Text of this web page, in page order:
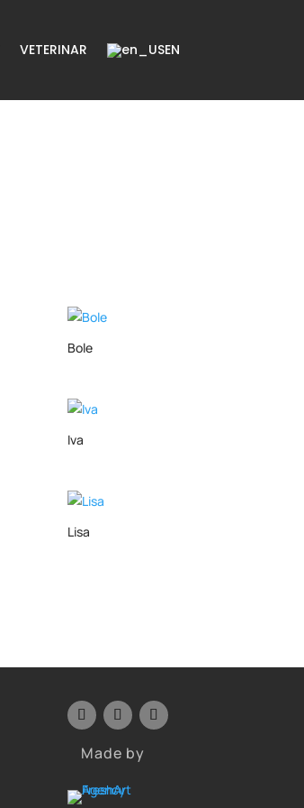
VETERINAR EN
Bole
Iva
Lisa
Made by